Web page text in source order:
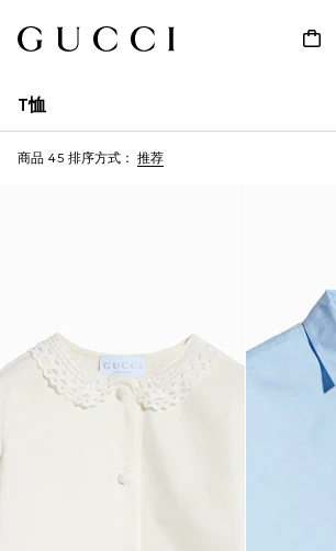
T恤
商品 45 排序方式： 推荐